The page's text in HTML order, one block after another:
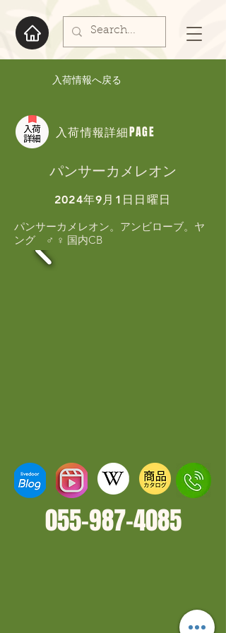
入荷情報へ戻る
入荷情報詳細PAGE
パンサーカメレオン
2024年9月1日日曜日
パンサーカメレオン。アンビローブ。ヤ
ング　♂ ♀ 国内CB
055-987-4085